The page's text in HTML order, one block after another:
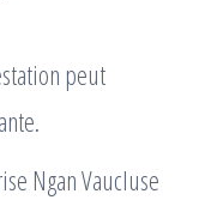
peut
Ngan Vaucluse